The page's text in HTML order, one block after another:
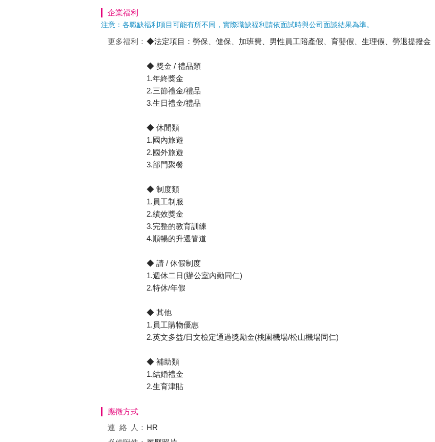
企業福利
注意：各職缺福利項目可能有所不同，實際職缺福利請依面試時與公司面談結果為準。
更多福利： ◆法定項目：勞保、健保、加班費、男性員工陪產假、育嬰假、生理假、勞退提撥金
◆ 獎金 / 禮品類
1.年終獎金
2.三節禮金/禮品
3.生日禮金/禮品
◆ 休閒類
1.國內旅遊
2.國外旅遊
3.部門聚餐
◆ 制度類
1.員工制服
2.績效獎金
3.完整的教育訓練
4.順暢的升遷管道
◆ 請 / 休假制度
1.週休二日(辦公室內勤同仁)
2.特休/年假
◆ 其他
1.員工購物優惠
2.英文多益/日文檢定通過獎勵金(桃園機場/松山機場同仁)
◆ 補助類
1.結婚禮金
2.生育津貼
應徵方式
連絡
人： HR